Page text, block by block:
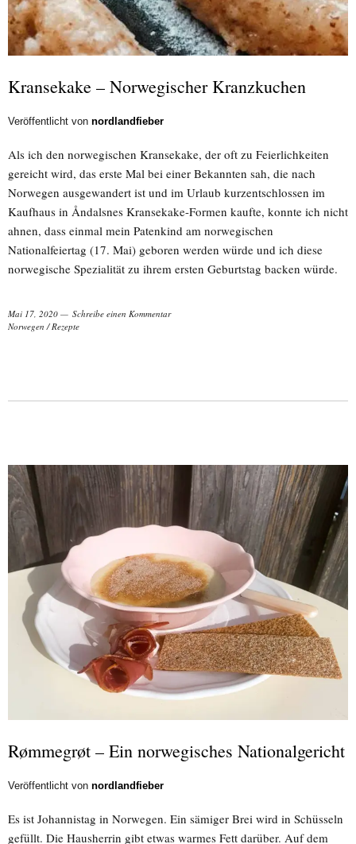
Kransekake – Norwegischer Kranzkuchen
Veröffentlicht von nordlandfieber
Als ich den norwegischen Kransekake, der oft zu Feierlichkeiten
gereicht wird, das erste Mal bei einer Bekannten sah, die nach
Norwegen ausgewandert ist und im Urlaub kurzentschlossen im
Kaufhaus in Åndalsnes Kransekake-Formen kaufte, konnte ich nicht
ahnen, dass einmal mein Patenkind am norwegischen
Nationalfeiertag (17. Mai) geboren werden würde und ich diese
norwegische Spezialität zu ihrem ersten Geburtstag backen würde.
Mai 17, 2020
Schreibe einen Kommentar
Norwegen /Rezepte
Rømmegrøt – Ein norwegisches Nationalgericht
Veröffentlicht von nordlandfieber
Es ist Johannistag in Norwegen. Ein sämiger Brei wird in Schüsseln
gefüllt. Die Hausherrin gibt etwas warmes Fett darüber. Auf dem